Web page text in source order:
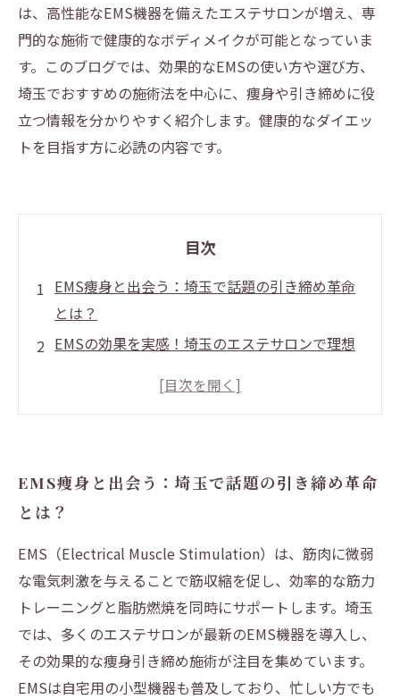
は、高性能なEMS機器を備えたエステサロンが増え、専
門的な施術で健康的なボディメイクが可能となっていま
す。このブログでは、効果的なEMSの使い方や選び方、
埼玉でおすすめの施術法を中心に、痩身や引き締めに役
立つ情報を分かりやすく紹介します。健康的なダイエッ
トを目指す方に必読の内容です。
目次
EMS痩身と出会う：埼玉で話題の引き締め革命
とは？
EMSの効果を実感！埼玉のエステサロンで理想
忙しい人も安心！自宅でできるEMSダイエット
ポイント
EMSで引き締め成功！埼玉で健康的に痩せるた
めの最終ガイド
EMS引き締めのメリットとデメリットを徹底解
説
最新EMS技術が叶える！埼玉のエステでスリム
な未来を手に入れよう
EMS痩身と出会う：埼玉で話題の引き締め革命
とは？
EMS（Electrical Muscle Stimulation）は、筋肉に微弱
な電気刺激を与えることで筋収縮を促し、効率的な筋力
トレーニングと脂肪燃焼を同時にサポートします。埼玉
では、多くのエステサロンが最新のEMS機器を導入し、
その効果的な痩身引き締め施術が注目を集めています。
EMSは自宅用の小型機器も普及しており、忙しい方でも